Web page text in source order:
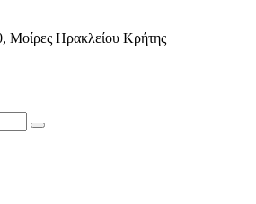
Μοίρες Ηρακλείου Κρήτης